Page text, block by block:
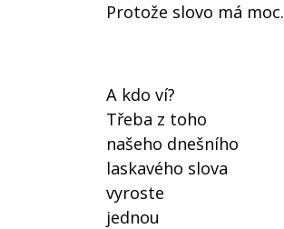
Protože slovo má moc.
A kdo ví?
Třeba z toho
našeho dnešního
laskavého slova
vyroste
jednou